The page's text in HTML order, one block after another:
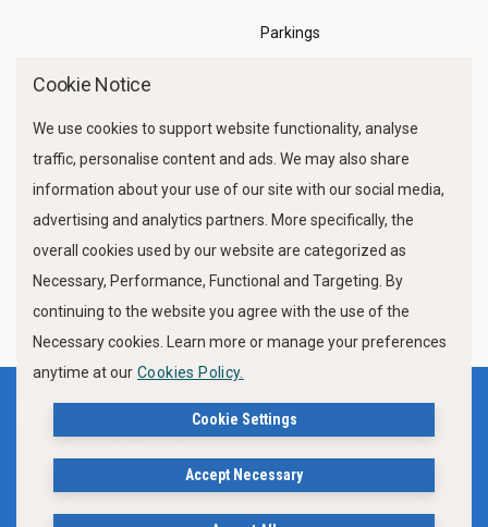
Parkings
FOLLOW US
Privacy Policy
Δήλωση Προσβασιμότητας Ιστότοπου Δήμου Βόλου
Cookie Notice
We use cookies to support website functionality, analyse
traffic, personalise content and ads. We may also share
information about your use of our site with our social media,
advertising and analytics partners. More specifically, the
overall cookies used by our website are categorized as
Necessary, Performance, Functional and Targeting. By
continuing to the website you agree with the use of the
Necessary cookies. Learn more or manage your preferences
anytime at our Cookies Policy.
Cookie Settings
Accept Necessary